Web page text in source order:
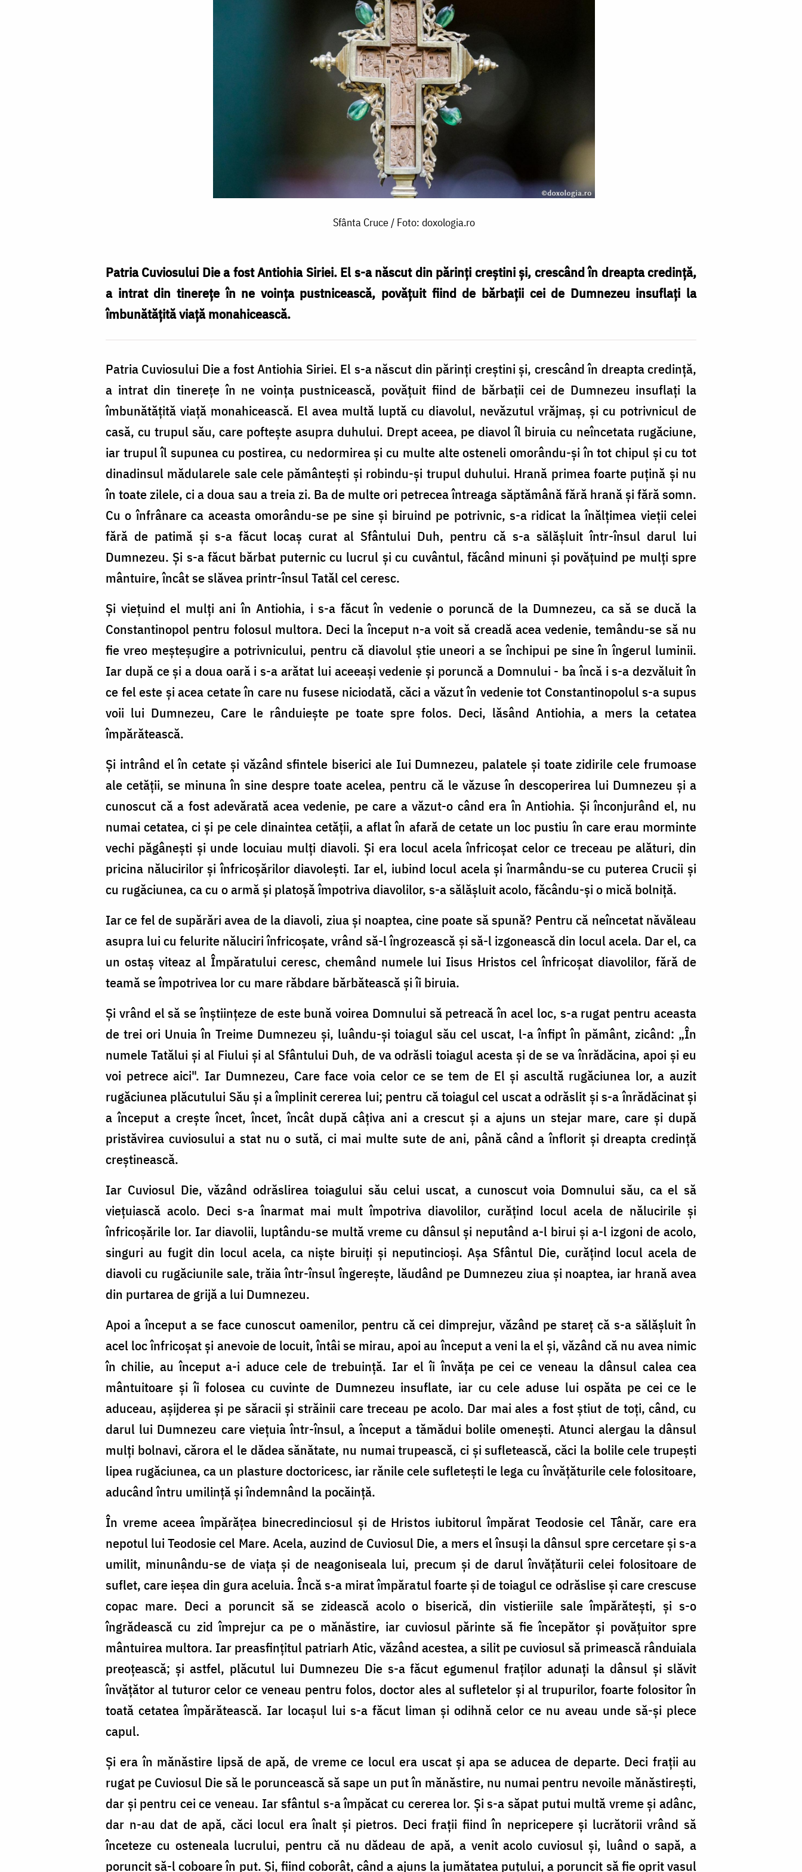
Sfânta Cruce / Foto: doxologia.ro
Patria Cuviosului Die a fost Antiohia Siriei. El s-a născut din părinţi creştini şi, crescând în dreapta credinţă,
a intrat din tinereţe în ne voinţa pustnicească, povăţuit fiind de bărbaţii cei de Dumnezeu insuflaţi la
îmbunătăţită viaţă monahicească.
Patria Cuviosului Die a fost Antiohia Siriei. El s-a născut din părinţi creştini şi, crescând în dreapta credinţă,
a intrat din tinereţe în ne voinţa pustnicească, povăţuit fiind de bărbaţii cei de Dumnezeu insuflaţi la
îmbunătăţită viaţă monahicească. El avea multă luptă cu diavolul, nevăzutul vrăjmaş, şi cu potrivnicul de
casă, cu trupul său, care pofteşte asupra duhului. Drept aceea, pe diavol îl biruia cu neîncetata rugăciune,
iar trupul îl supunea cu postirea, cu nedormirea şi cu multe alte osteneli omorându-şi în tot chipul şi cu tot
dinadinsul mădularele sale cele pământeşti şi robindu-şi trupul duhului. Hrană primea foarte puţină şi nu
în toate zilele, ci a doua sau a treia zi. Ba de multe ori petrecea întreaga săptămână fără hrană şi fără somn.
Cu o înfrânare ca aceasta omorându-se pe sine şi biruind pe potrivnic, s-a ridicat la înălţimea vieţii celei
fără de patimă şi s-a făcut locaş curat al Sfântului Duh, pentru că s-a sălăşluit într-însul darul lui
Dumnezeu. Şi s-a făcut bărbat puternic cu lucrul şi cu cuvântul, făcând minuni şi povăţuind pe mulţi spre
mântuire, încât se slăvea printr-însul Tatăl cel ceresc.
Şi vieţuind el mulţi ani în Antiohia, i s-a făcut în vedenie o poruncă de la Dumnezeu, ca să se ducă la
Constantinopol pentru folosul multora. Deci la început n-a voit să creadă acea vedenie, temându-se să nu
fie vreo meşteşugire a potrivnicului, pentru că diavolul ştie uneori a se închipui pe sine în îngerul luminii.
Iar după ce şi a doua oară i s-a arătat lui aceeaşi vedenie şi poruncă a Domnului - ba încă i s-a dezvăluit în
ce fel este şi acea cetate în care nu fusese niciodată, căci a văzut în vedenie tot Constantinopolul s-a supus
voii lui Dumnezeu, Care le rânduieşte pe toate spre folos. Deci, lăsând Antiohia, a mers la cetatea
împărătească.
Şi intrând el în cetate şi văzând sfintele biserici ale Iui Dumnezeu, palatele şi toate zidirile cele frumoase
ale cetăţii, se minuna în sine despre toate acelea, pentru că le văzuse în descoperirea lui Dumnezeu şi a
cunoscut că a fost adevărată acea vedenie, pe care a văzut-o când era în Antiohia. Şi înconjurând el, nu
numai cetatea, ci şi pe cele dinaintea cetăţii, a aflat în afară de cetate un loc pustiu în care erau morminte
vechi păgâneşti şi unde locuiau mulţi diavoli. Şi era locul acela înfricoşat celor ce treceau pe alături, din
pricina nălucirilor şi înfricoşărilor diavoleşti. Iar el, iubind locul acela şi înarmându-se cu puterea Crucii şi
cu rugăciunea, ca cu o armă şi platoşă împotriva diavolilor, s-a sălăşluit acolo, făcându-şi o mică bolniţă.
Iar ce fel de supărări avea de la diavoli, ziua şi noaptea, cine poate să spună? Pentru că neîncetat năvăleau
asupra lui cu felurite năluciri înfricoşate, vrând să-l îngrozească şi să-l izgonească din locul acela. Dar el, ca
un ostaş viteaz al Împăratului ceresc, chemând numele lui Iisus Hristos cel înfricoşat diavolilor, fără de
teamă se împotrivea lor cu mare răbdare bărbătească şi îi biruia.
Şi vrând el să se înştiinţeze de este bună voirea Domnului să petreacă în acel loc, s-a rugat pentru aceasta
de trei ori Unuia în Treime Dumnezeu şi, luându-şi toiagul său cel uscat, l-a înfipt în pământ, zicând: „În
numele Tatălui şi al Fiului şi al Sfântului Duh, de va odrăsli toiagul acesta şi de se va înrădăcina, apoi şi eu
voi petrece aici". Iar Dumnezeu, Care face voia celor ce se tem de El şi ascultă rugăciunea lor, a auzit
rugăciunea plăcutului Său şi a împlinit cererea lui; pentru că toiagul cel uscat a odrăslit şi s-a înrădăcinat şi
a început a creşte încet, încet, încât după câţiva ani a crescut şi a ajuns un stejar mare, care şi după
pristăvirea cuviosului a stat nu o sută, ci mai multe sute de ani, până când a înflorit şi dreapta credinţă
creştinească.
Iar Cuviosul Die, văzând odrăslirea toiagului său celui uscat, a cunoscut voia Domnului său, ca el să
vieţuiască acolo. Deci s-a înarmat mai mult împotriva diavolilor, curăţind locul acela de nălucirile şi
înfricoşările lor. Iar diavolii, luptându-se multă vreme cu dânsul şi neputând a-l birui şi a-l izgoni de acolo,
singuri au fugit din locul acela, ca nişte biruiţi şi neputincioşi. Aşa Sfântul Die, curăţind locul acela de
diavoli cu rugăciunile sale, trăia într-însul îngereşte, lăudând pe Dumnezeu ziua şi noaptea, iar hrană avea
din purtarea de grijă a lui Dumnezeu.
Apoi a început a se face cunoscut oamenilor, pentru că cei dimprejur, văzând pe stareţ că s-a sălăşluit în
acel loc înfricoşat şi anevoie de locuit, întâi se mirau, apoi au început a veni la el şi, văzând că nu avea nimic
în chilie, au început a-i aduce cele de trebuinţă. Iar el îi învăţa pe cei ce veneau la dânsul calea cea
mântuitoare şi îi folosea cu cuvinte de Dumnezeu insuflate, iar cu cele aduse lui ospăta pe cei ce le
aduceau, aşijderea şi pe săracii şi străinii care treceau pe acolo. Dar mai ales a fost ştiut de toţi, când, cu
darul lui Dumnezeu care vieţuia într-însul, a început a tămădui bolile omeneşti. Atunci alergau la dânsul
mulţi bolnavi, cărora el le dădea sănătate, nu numai trupească, ci şi sufletească, căci la bolile cele trupeşti
lipea rugăciunea, ca un plasture doctoricesc, iar rănile cele sufleteşti le lega cu învăţăturile cele folositoare,
aducând întru umilinţă şi îndemnând la pocăinţă.
În vreme aceea împărăţea binecredinciosul şi de Hristos iubitorul împărat Teodosie cel Tânăr, care era
nepotul lui Teodosie cel Mare. Acela, auzind de Cuviosul Die, a mers el însuşi la dânsul spre cercetare şi s-a
umilit, minunându-se de viaţa şi de neagoniseala lui, precum şi de darul învăţăturii celei folositoare de
suflet, care ieşea din gura aceluia. Încă s-a mirat împăratul foarte şi de toiagul ce odrăslise şi care crescuse
copac mare. Deci a poruncit să se zidească acolo o biserică, din vistieriile sale împărăteşti, şi s-o
îngrădească cu zid împrejur ca pe o mănăstire, iar cuviosul părinte să fie începător şi povăţuitor spre
mântuirea multora. Iar preasfinţitul patriarh Atic, văzând acestea, a silit pe cuviosul să primească rânduiala
preoţească; şi astfel, plăcutul lui Dumnezeu Die s-a făcut egumenul fraţilor adunaţi la dânsul şi slăvit
învăţător al tuturor celor ce veneau pentru folos, doctor ales al sufletelor şi al trupurilor, foarte folositor în
toată cetatea împărătească. Iar locaşul lui s-a făcut liman şi odihnă celor ce nu aveau unde să-şi plece
capul.
Şi era în mănăstire lipsă de apă, de vreme ce locul era uscat şi apa se aducea de departe. Deci fraţii au
rugat pe Cuviosul Die să le poruncească să sape un put în mănăstire, nu numai pentru nevoile mănăstireşti,
dar şi pentru cei ce veneau. Iar sfântul s-a împăcat cu cererea lor. Şi s-a săpat putui multă vreme şi adânc,
dar n-au dat de apă, căci locul era înalt şi pietros. Deci fraţii fiind în nepricepere şi lucrătorii vrând să
înceteze cu osteneala lucrului, pentru că nu dădeau de apă, a venit acolo cuviosul şi, luând o sapă, a
poruncit să-l coboare în put. Şi, fiind coborât, când a ajuns la jumătatea puţului, a poruncit să fie oprit vasul